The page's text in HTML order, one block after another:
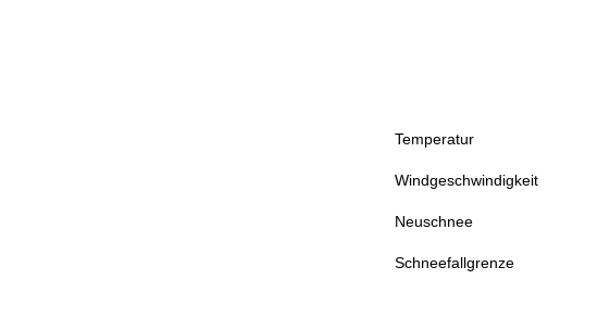
Temperatur
Windgeschwindigkeit
Neuschnee
Schneefallgrenze